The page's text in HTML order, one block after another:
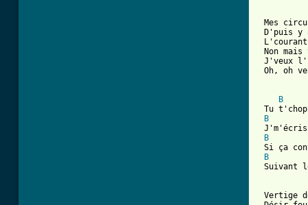
Mes
D'puis y
Non
J'veux
Oh, oh
B
Tu
B
B
Si ça
B
Suivant
Vertige